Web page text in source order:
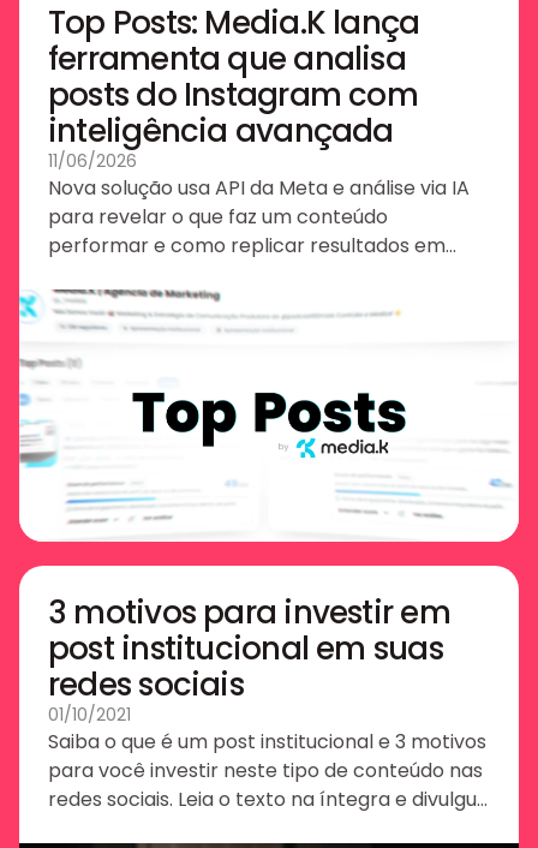
Top Posts: Media.K lança
ferramenta que analisa
posts do Instagram com
inteligência avançada
11/06/2026
Nova solução usa API da Meta e análise via IA
para revelar o que faz um conteúdo
performar e como replicar resultados em
3 motivos para investir em
post institucional em suas
redes sociais
01/10/2021
Saiba o que é um post institucional e 3 motivos
para você investir neste tipo de conteúdo nas
redes sociais. Leia o texto na íntegra e divulgue